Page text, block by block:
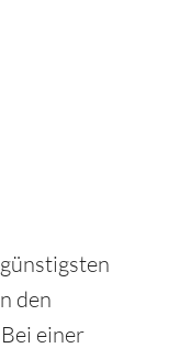
den
einer